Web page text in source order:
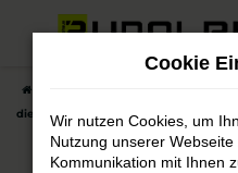
Zum
die preisgünstige Entscheidung für
Cookie
Wir nutzen Cookies, um
Nutzung unserer
Kommunikation mit Ihnen